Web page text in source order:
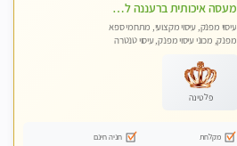
מעסה איכותית ברעננה למאסז מקצועי ומפנק לכל שרירי הגוף
עיסוי מפנק, עיסוי מקצועי, מתחמי ספא
מפנק, מכוני עיסוי מפנק, עיסוי טנטרה
פלטינה
מקלחת
חניה חינם